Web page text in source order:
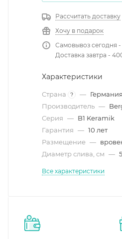
Рассчитать доставку
Хочу в подарок
Самовывоз сегодня
Доставка завтра -
Характеристики
Страна ? — Германия
Производитель —
Серия — B1 Keramik
Гарантия — 10 лет
Размещение —
Диаметр слива, см — 5
Все характеристики